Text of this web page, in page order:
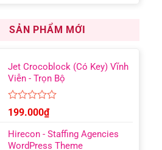
SẢN PHẨM MỚI
Jet Crocoblock (Có Key) Vĩnh
Viễn - Trọn Bộ
Được
xếp
hạng
0
199.000₫
Hirecon - Staffing Agencies
WordPress Theme